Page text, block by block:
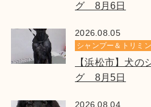
グ 8月6日
2026.08.05
シャンプー＆トリミ
【浜松市】犬の
グ 8月5日
2026.08.04